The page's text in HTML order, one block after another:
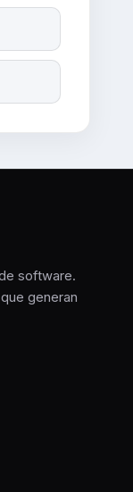
software.
generan